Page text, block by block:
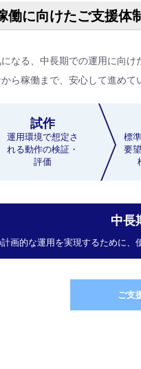
働に向けたご支援体
なる、中長期での運用に向
ら稼働まで、安心して進め
試作
運用環境で想定さ
れる動作の検証・
評価
標
要
中長
画的な運用を実現するために
ご支